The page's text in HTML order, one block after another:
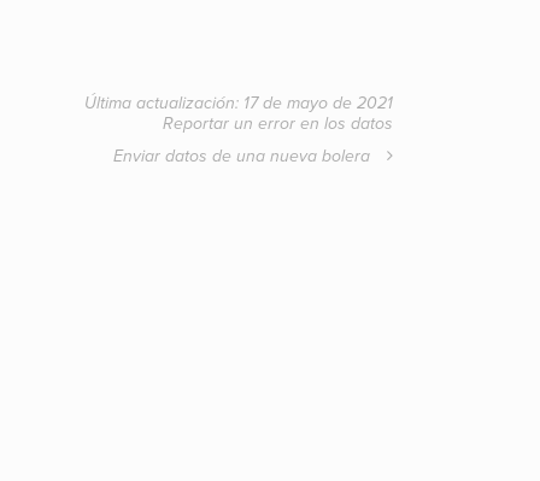
Última actualización: 17 de mayo de 2021
Reportar un error en los datos
Enviar datos de una nueva bolera